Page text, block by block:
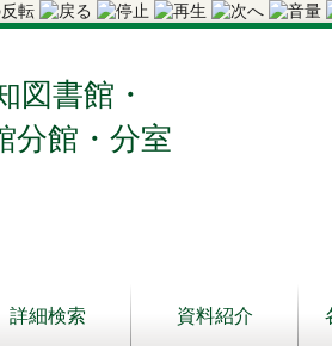
図書館・
分館・分室
詳細検索 資料紹介